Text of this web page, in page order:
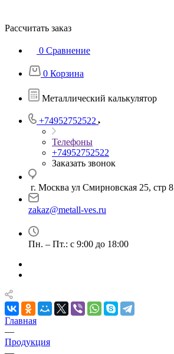
Рассчитать заказ
0 Сравнение
0 Корзина
Металлический калькулятор
+74952752522
Телефоны
+74952752522
Заказать звонок
г. Москва ул Смирновская 25, стр 8
zakaz@metall-ves.ru
Пн. – Пт.: с 9:00 до 18:00
Главная
—
Продукция